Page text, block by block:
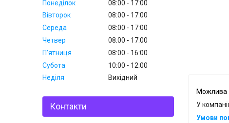
У
Понеділок 08:00
17:00
Вівторок
08:00
17:00
Середа
08:00
17:00
Четвер
08:00
17:00
Пʼятниця
08:00
16:00
Субота
10:00
12:00
Неділя
Вихідний
Контакти